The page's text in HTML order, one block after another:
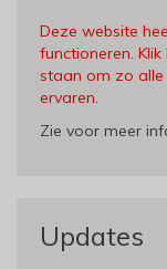
Deze website
functioneren.
staan om zo alle
ervaren
Zie voor meer
Updates